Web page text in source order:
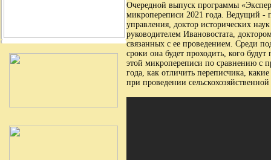
Очередной выпуск программы
микропереписи 2021 года. Ведущий -
управления, доктор исторических
руководителем Ивановостата,
связанных с ее проведением. Среди
сроки она будет проходить, кого
этой микропереписи по сравнению с
года, как отличить переписчика,
при проведении